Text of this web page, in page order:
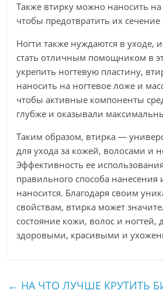
Также втирку можно наносить
чтобы предотвратить их сечение
Ногти также нуждаются в уходе,
стать отличным помощником в
укрепить ногтевую пластину,
наносить на ногтевое ложе и
чтобы активные компоненты
глубже и оказывали
Таким образом, втирка —
для ухода за кожей, волосами и
Эффективность ее
правильного способа нанесения
наносится. Благодаря своим
свойствам, втирка может
состояние кожи, волос и ногтей,
здоровыми, красивыми и
← НА ЧТО ЛУЧШЕ КРУТИТЬ